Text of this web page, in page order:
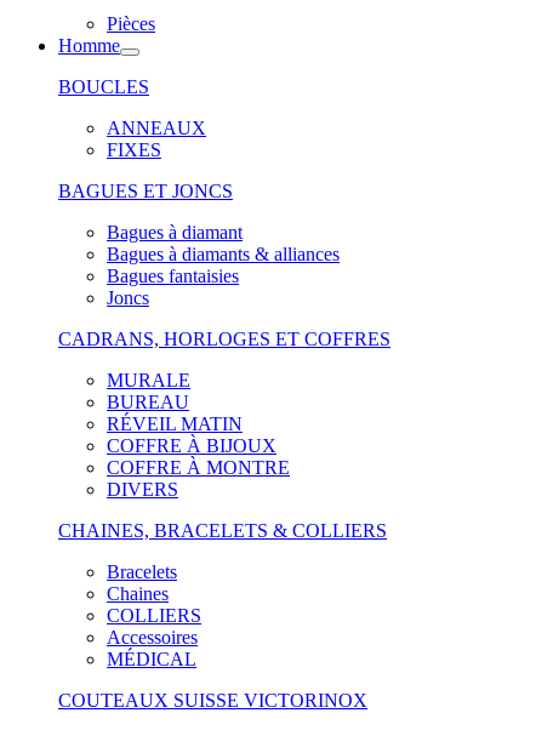
Pièces
Homme
BOUCLES
ANNEAUX
FIXES
BAGUES ET JONCS
Bagues à diamant
Bagues à diamants & alliances
Bagues fantaisies
Joncs
CADRANS, HORLOGES ET COFFRES
MURALE
BUREAU
RÉVEIL MATIN
COFFRE À BIJOUX
COFFRE À MONTRE
DIVERS
CHAINES, BRACELETS & COLLIERS
Bracelets
Chaines
COLLIERS
Accessoires
MÉDICAL
COUTEAUX SUISSE VICTORINOX